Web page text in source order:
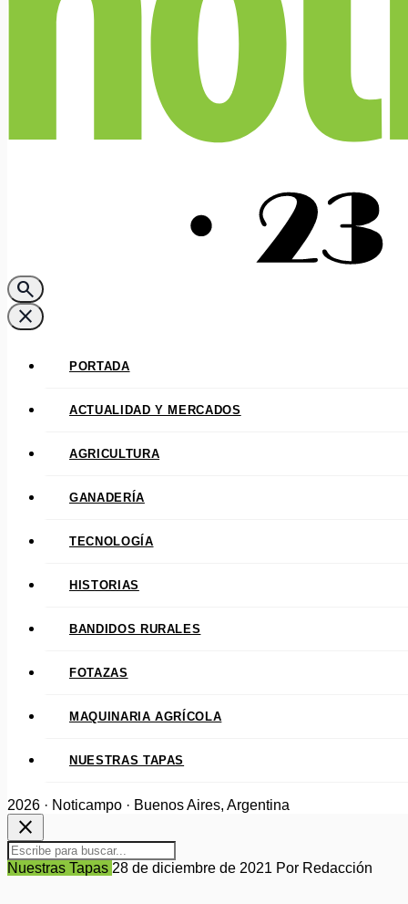
search
close
PORTADA
ACTUALIDAD Y MERCADOS
AGRICULTURA
GANADERÍA
TECNOLOGÍA
HISTORIAS
BANDIDOS RURALES
FOTAZAS
MAQUINARIA AGRÍCOLA
NUESTRAS TAPAS
2026 · Noticampo · Buenos Aires, Argentina
close
Nuestras Tapas 28 de diciembre de 2021 Por Redacción